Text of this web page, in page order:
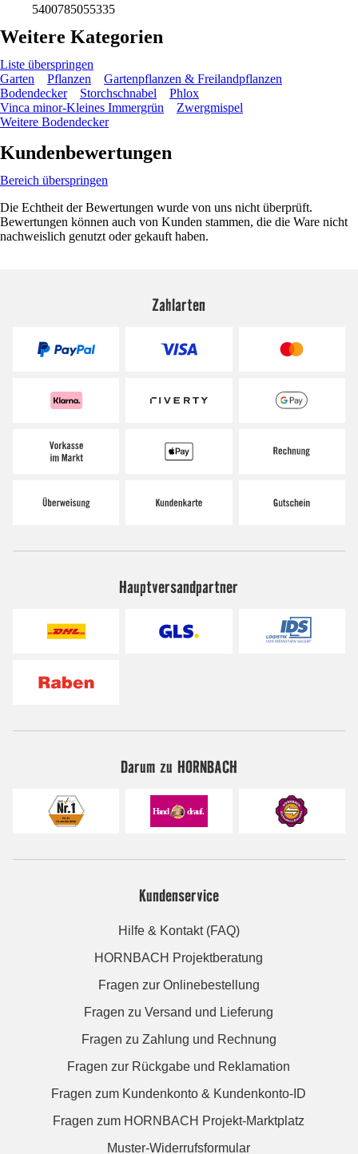
5400785055335
Weitere Kategorien
Liste überspringen
Garten
Pflanzen
Gartenpflanzen & Freilandpflanzen
Bodendecker
Storchschnabel
Phlox
Vinca minor-Kleines Immergrün
Zwergmispel
Weitere Bodendecker
Kundenbewertungen
Bereich überspringen
Die Echtheit der Bewertungen wurde von uns nicht überprüft.
Bewertungen können auch von Kunden stammen, die die Ware nicht
nachweislich genutzt oder gekauft haben.
Zahlarten
Hauptversandpartner
Darum zu HORNBACH
Kundenservice
Hilfe & Kontakt (FAQ)
HORNBACH Projektberatung
Fragen zur Onlinebestellung
Fragen zu Versand und Lieferung
Fragen zu Zahlung und Rechnung
Fragen zur Rückgabe und Reklamation
Fragen zum Kundenkonto & Kundenkonto-ID
Fragen zum HORNBACH Projekt-Marktplatz
Muster-Widerrufsformular